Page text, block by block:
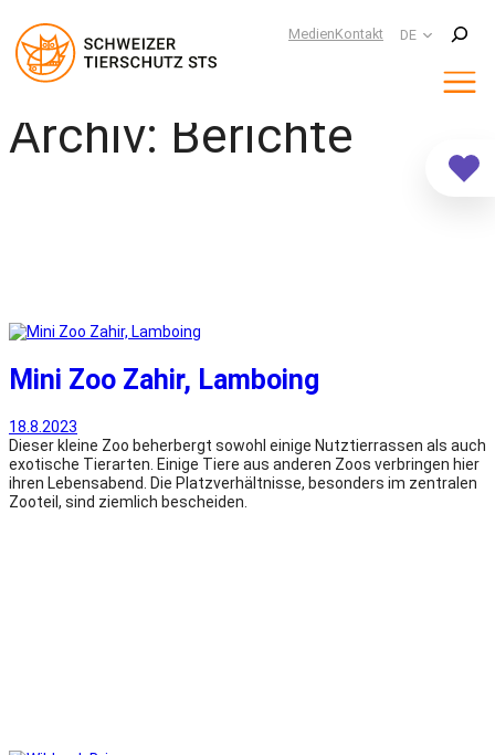
Inhalt
springen
MedienKontakt DE
Suchen
Archiv: Berichte
Mini Zoo Zahir, Lamboing
18.8.2023
Dieser kleine Zoo beherbergt sowohl einige Nutztierrassen als auch
exotische Tierarten. Einige Tiere aus anderen Zoos verbringen hier
ihren Lebensabend. Die Platzverhältnisse, besonders im zentralen
Zooteil, sind ziemlich bescheiden.